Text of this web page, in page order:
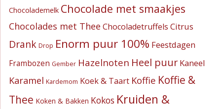
Chocolademelk Chocolade met smaakjes
Chocolades met Thee Chocoladetruffels Citrus
Drank Drop Enorm puur 100% Feestdagen
Frambozen Gember Hazelnoten Heel puur Kaneel
Karamel Kardemom Koek & Taart Koffie Koffie &
Thee Koken & Bakken Kokos Kruiden &